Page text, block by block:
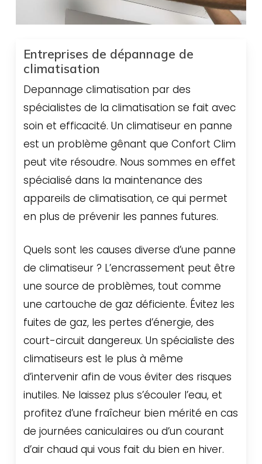
Entreprises de dépannage de
climatisation
Depannage climatisation par des
spécialistes de la climatisation se fait avec
soin et efficacité. Un climatiseur en panne
est un problème gênant que Confort Clim
peut vite résoudre. Nous sommes en effet
spécialisé dans la maintenance des
appareils de climatisation, ce qui permet
en plus de prévenir les pannes futures.
Quels sont les causes diverse d’une panne
de climatiseur ? L’encrassement peut être
une source de problèmes, tout comme
une cartouche de gaz déficiente. Évitez les
fuites de gaz, les pertes d’énergie, des
court-circuit dangereux. Un spécialiste des
climatiseurs est le plus à même
d’intervenir afin de vous éviter des risques
inutiles. Ne laissez plus s’écouler l’eau, et
profitez d’une fraîcheur bien mérité en cas
de journées caniculaires ou d’un courant
d’air chaud qui vous fait du bien en hiver.